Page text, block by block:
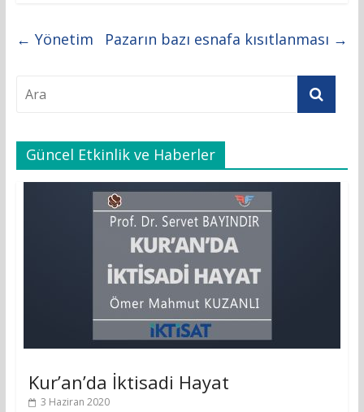
← Yönetim Pazarın bazı esnafa kısıtlanması →
Güncel Etkinlik ve Haberler
Kur’an’da İktisadi Hayat
3 Haziran 2020